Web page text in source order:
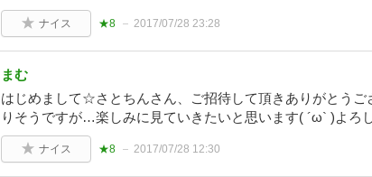
ナイス ★8 2017/07/28 23:28
まむ
はじめまして☆さとちんさん、ご招待して頂きありがとう
りそうですが…楽しみに見ていきたいと思います( ´ω` )よろ
ナイス ★8 2017/07/28 12:30